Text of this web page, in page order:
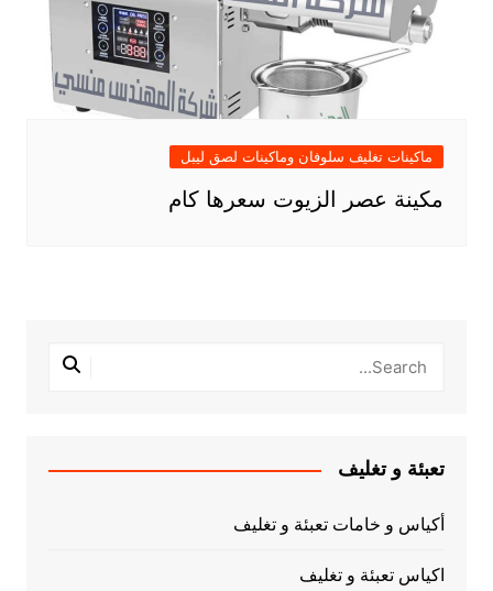
ماكينات تغليف سلوفان وماكينات لصق ليبل
مكينة عصر الزيوت سعرها كام
تعبئة و تغليف
أكياس و خامات تعبئة و تغليف
اكياس تعبئة و تغليف